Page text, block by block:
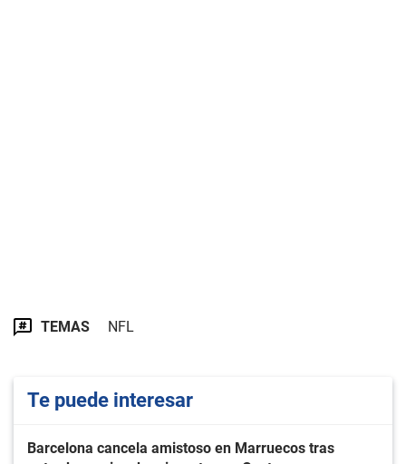
TEMAS NFL
Te puede interesar
Barcelona cancela amistoso en Marruecos tras